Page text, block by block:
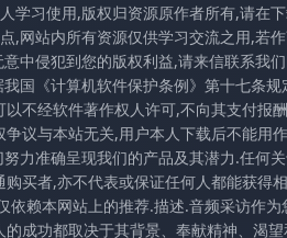
学习使用,版权归资源原作者所有,请在
,网站内所有资源仅供学习交流之用,若
中侵犯到您的版权利益,请来信联系我
国《计算机软件保护条例》第十七条
不经软件著作权人许可,不向其支付报
议与本站无关,用户本人下载后不能用
力准确呈现我们的产品及其潜力.任何
买者,亦不代表或保证任何人都能获得
依赖本网站上的推荐.描述.音频采访作
成功都取决于其背景、奉献精神、渴